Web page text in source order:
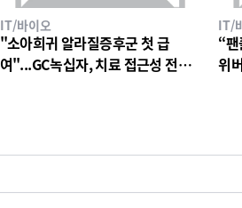
IT/바이오
"소아희귀 알라질증후군 첫 급
여"...GC녹십자, 치료 접근성 전환
IT/
“
위